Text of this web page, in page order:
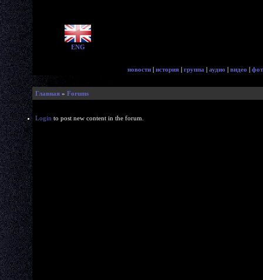
ENG
новости | история | группа | аудио | видео |
Главная » Forums
Login to post new content in the forum.